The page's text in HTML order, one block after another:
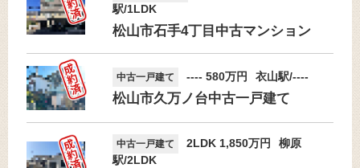
駅/1LDK
松山市石手4丁目中古マンション
中古一戸建て ---- 580万円 衣山駅/----
松山市久万ノ台中古一戸建て
中古一戸建て 2LDK 1,850万円
柳原
駅/2LDK